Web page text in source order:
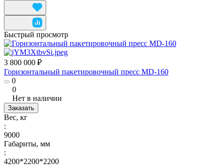
Быстрый просмотр
3 800 000 ₽
Горизонтальный пакетировочный пресс MD-160
0
0
Нет в наличии
Заказать
Вес, кг
:
9000
Габариты, мм
:
4200*2200*2200